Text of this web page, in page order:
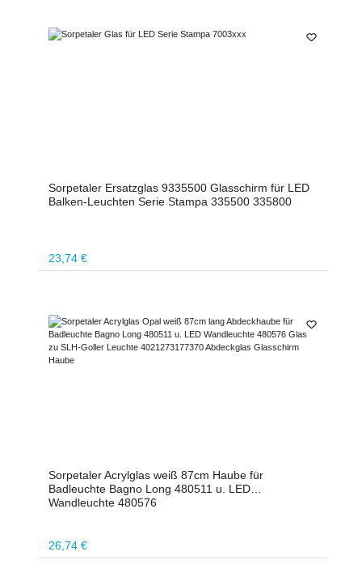
Sorpetaler Ersatzglas 9335500 Glasschirm für LED
Balken-Leuchten Serie Stampa 335500 335800
Regulärer Preis:
23,74 €
Sorpetaler Acrylglas weiß 87cm Haube für
Badleuchte Bagno Long 480511 u. LED
Wandleuchte 480576
Regulärer Preis:
26,74 €